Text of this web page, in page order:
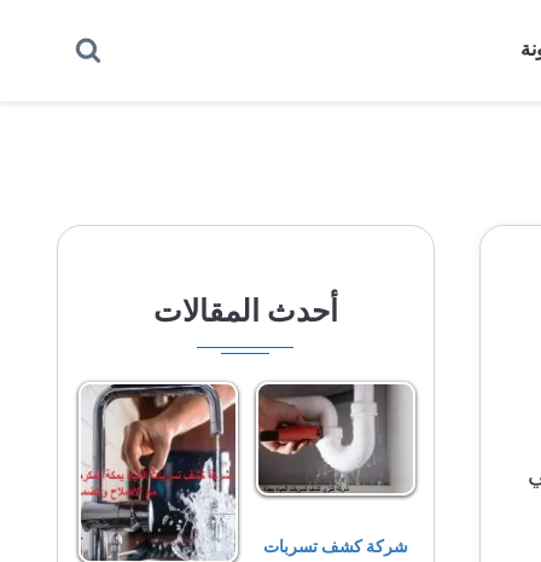
أحدث المقالات
شركة كشف تسربات